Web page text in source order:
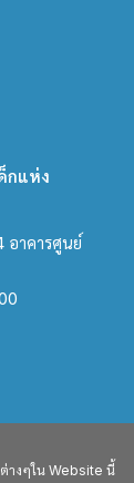
กแห่ง
อาคารศูนย์
ต่างๆใน Website นี้